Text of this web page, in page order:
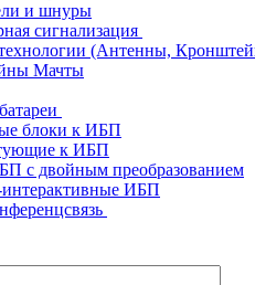
и шнуры
сигнализация
(Антенны,
Мачты
блоки к ИБП
к ИБП
с двойным преобразованием
ИБП